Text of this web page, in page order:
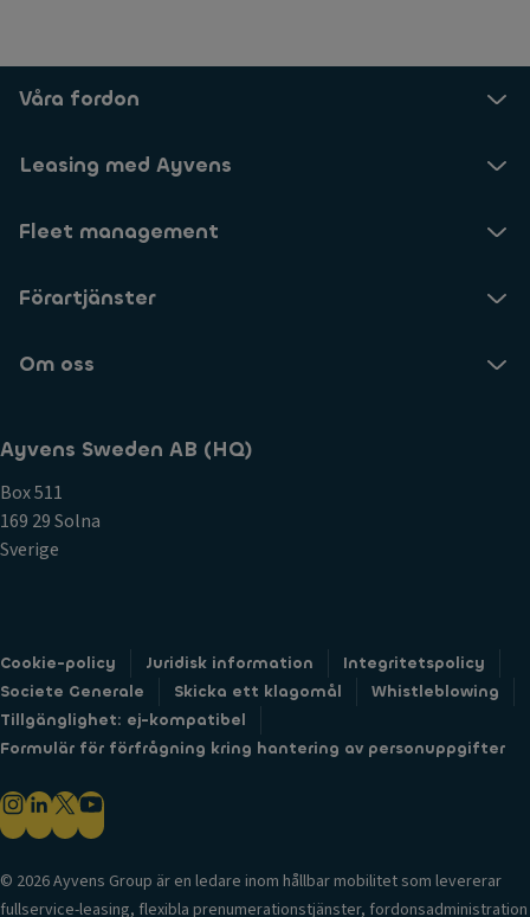
Våra fordon
Leasing med Ayvens
Fleet management
Förartjänster
Om oss
Ayvens Sweden AB (HQ)
Box 511
169 29 Solna
Sverige
Cookie-policy Juridisk information
Integritetspolicy
Societe Generale
Skicka ett klagomål
Whistleblowing
Tillgänglighet: ej-kompatibel
Formulär för förfrågning kring hantering av personuppgifter
© 2026 Ayvens Group är en ledare inom hållbar mobilitet som levererar
fullservice-leasing, flexibla prenumerationstjänster, fordonsadministration